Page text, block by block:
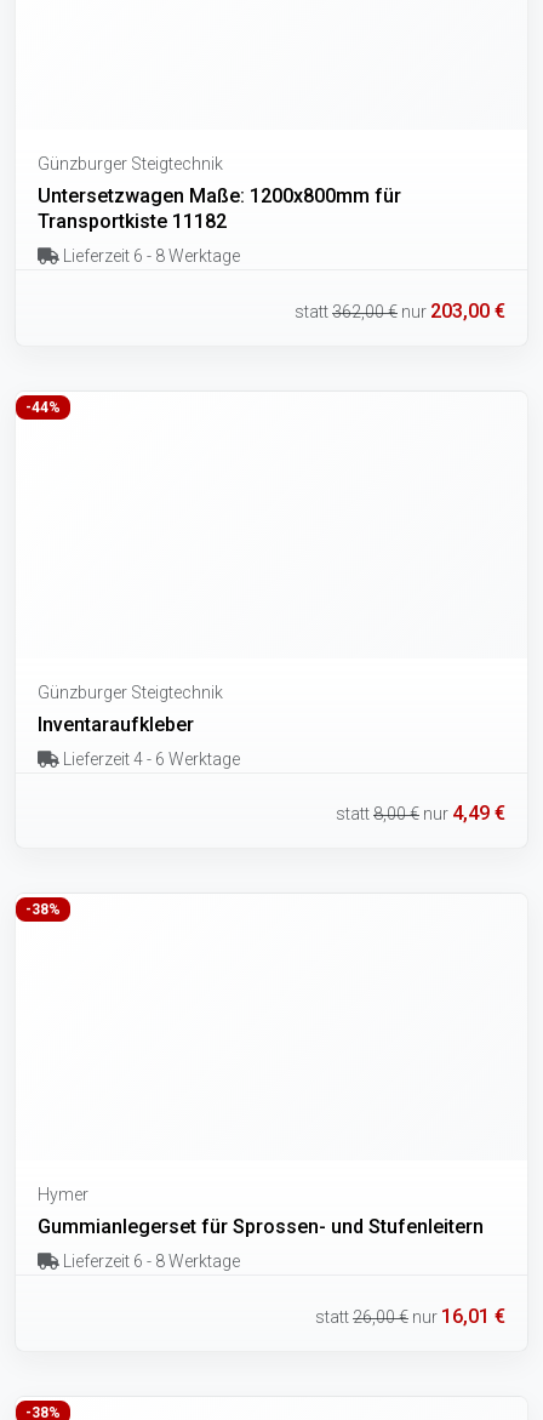
Günzburger Steigtechnik
Untersetzwagen Maße: 1200x800mm für
Transportkiste 11182
Lieferzeit 6 - 8 Werktage
statt362,00 € nur 203,00 €
-44%
Günzburger Steigtechnik
Inventaraufkleber
Lieferzeit 4 - 6 Werktage
statt8,00 € nur 4,49 €
-38%
Hymer
Gummianlegerset für Sprossen- und Stufenleitern
Lieferzeit 6 - 8 Werktage
statt26,00 € nur 16,01 €
-38%